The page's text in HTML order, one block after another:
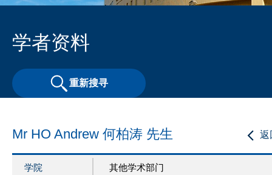
学者资料
重新搜寻
返
Mr HO Andrew 何柏涛 先生
学院 其他学术部门